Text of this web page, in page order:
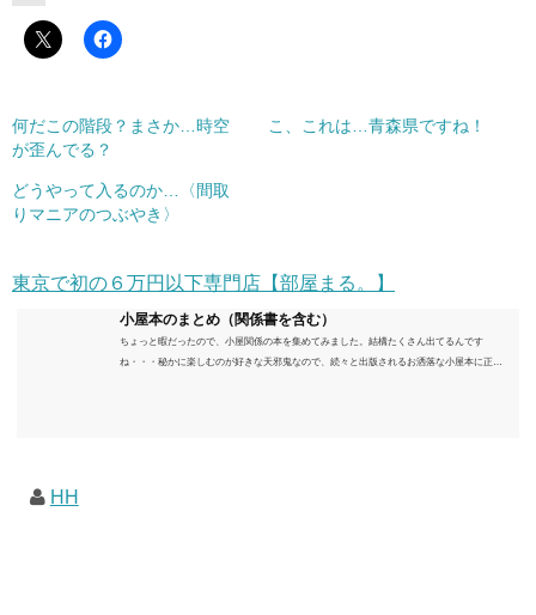
何だこの階段？まさか…時空
が歪んでる？
こ、これは…青森県ですね！
どうやって入るのか…〈間取
りマニアのつぶやき〉
東京で初の６万円以下専門店【部屋まる。】
小屋本のまとめ（関係書を含む）
ちょっと暇だったので、小屋関係の本を集めてみました。結構たくさん出てるんです
ね・・・秘かに楽しむのが好きな天邪鬼なので、続々と出版されるお洒落な小屋本に正直
HH